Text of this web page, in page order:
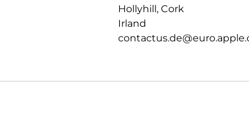
13″ ULTRA RETINA XDR
Helligkeit, präzisem Kontrast,
Nanotexturglas für
Zeichnungen, Notizen und
Hollyhill, Cork
Irland